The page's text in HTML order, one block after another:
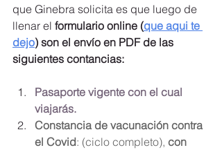
que Ginebra solicita es que luego de
llenar el formulario online (que aqui te
dejo) son el envío en PDF de las
siguientes contancias:
Pasaporte vigente con el cual
viajarás.
Constancia de vacunación contra
el Covid: (ciclo completo), con